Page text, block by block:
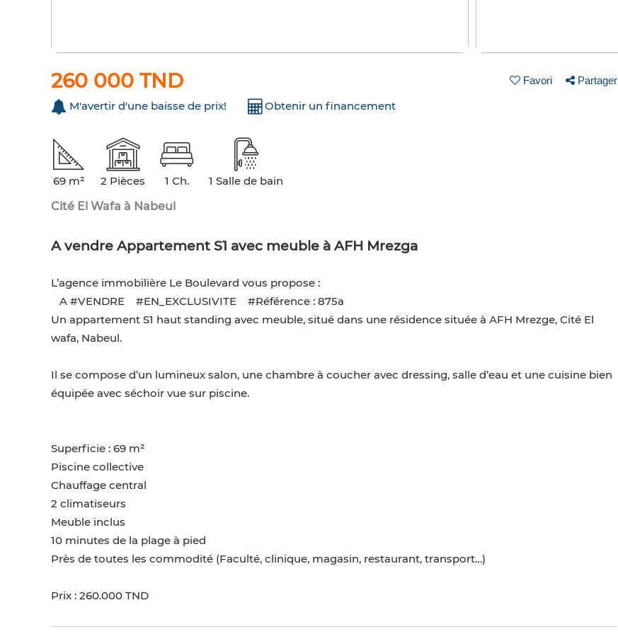
260 000 TND Favori Partager
M'avertir d'une baisse de prix! Obtenir un financement
69 m² 2 Pièces 1 Ch.
1 Salle de bain
Cité El Wafa à Nabeul
A vendre Appartement S1 avec meuble à AFH Mrezga
L’agence immobilière Le Boulevard vous propose :
A #VENDRE #EN_EXCLUSIVITE #Référence : 875a
Un appartement S1 haut standing avec meuble, situé dans une résidence située à AFH Mrezge, Cité El
wafa, Nabeul.
Il se compose d’un lumineux salon, une chambre à coucher avec dressing, salle d’eau et une cuisine bien
équipée avec séchoir vue sur piscine.
Superficie : 69 m²
Piscine collective
Chauffage central
2 climatiseurs
Meuble inclus
10 minutes de la plage à pied
Près de toutes les commodité (Faculté, clinique, magasin, restaurant, transport…)
Prix : 260.000 TND